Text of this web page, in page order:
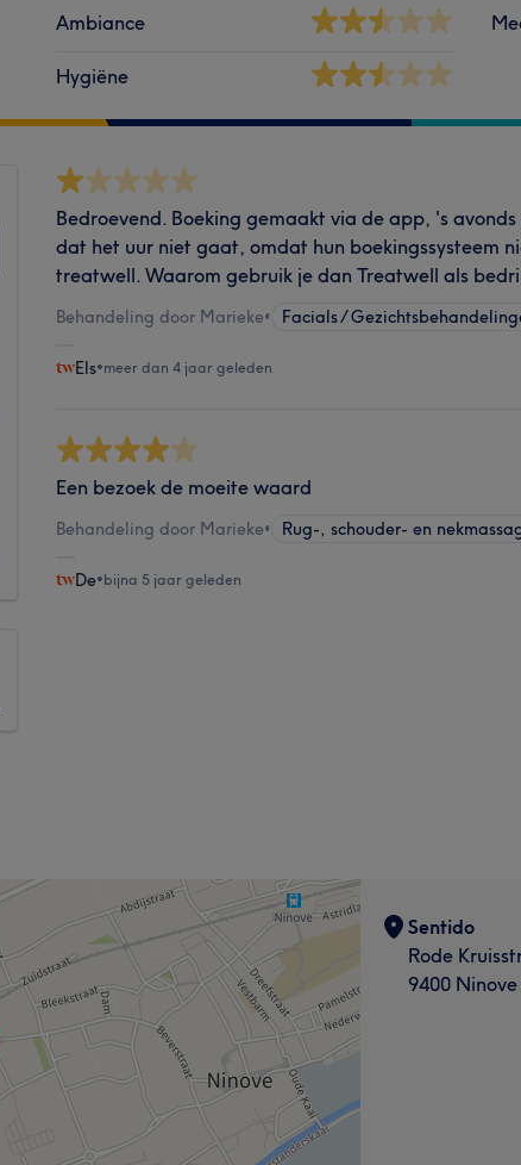
Ambiance
Hygiëne
Bedroevend. Boeking gemaakt via de app, 's
dat het uur niet gaat, omdat hun boekingssysteem
treatwell. Waarom gebruik je dan Treatwell als
Behandeling door Marieke• Facials /
Els•meer dan 4 jaar geleden
Een bezoek de moeite waard
Behandeling door Marieke• Rug-, schouder- en
De•bijna 5 jaar geleden
Sentido
Rode
9400 Ninove